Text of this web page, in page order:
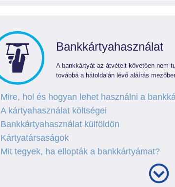
Bankkártyahasználat
A bankkártyát az átvételt követően nem
továbbá a hátoldalán lévő aláírás
Mire, hol és hogyan lehet használni a
A kártyahasználat költségei
Bankkártyahasználat külföldön
Kártyatársaságok
Mit tegyek, ha ellopták a bankkártyámat?